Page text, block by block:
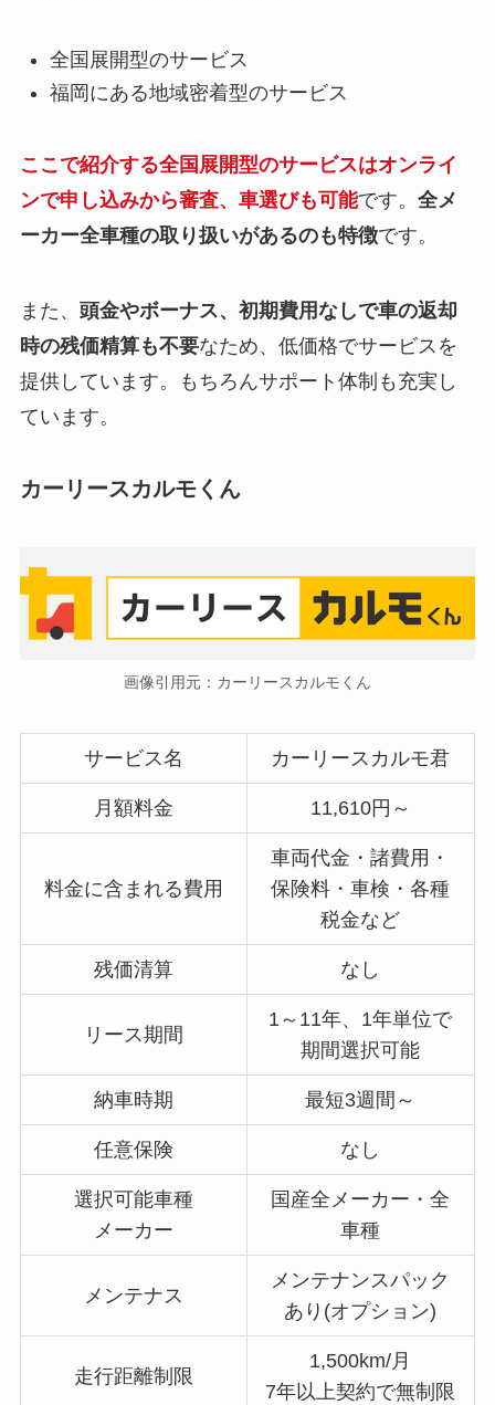
全国展開型のサービス
福岡にある地域密着型のサービス
ここで紹介する全国展開型のサービスはオンライ
ンで申し込みから審査、車選びも可能です。 全メ
ーカー全車種の取り扱いがあるのも特徴です。
また、 頭金やボーナス、初期費用なしで車の返却
時の残価精算も不要なため、低価格でサービスを
提供しています。もちろんサポート体制も充実し
ています。
カーリースカルモくん
画像引用元：カーリースカルモくん
サービス名 カーリースカルモ君
月額料金 11,610円～
料金に含まれる費用
車両代金・諸費用・
保険料・車検・各種
税金など
残価清算 なし
リース期間
1～11年、1年単位で
期間選択可能
納車時期 最短3週間～
任意保険 なし
選択可能車種
メーカー
国産全メーカー・全
車種
メンテナス
メンテナンスパック
あり(オプション)
走行距離制限
1,500km/月
7年以上契約で無制限